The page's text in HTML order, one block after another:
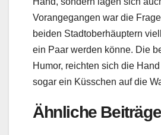
Vorangegangen war die
beiden Stadtoberhäuptern
ein Paar werden könne. Die
Humor, reichten sich die
sogar ein Küsschen auf die
Ähnliche